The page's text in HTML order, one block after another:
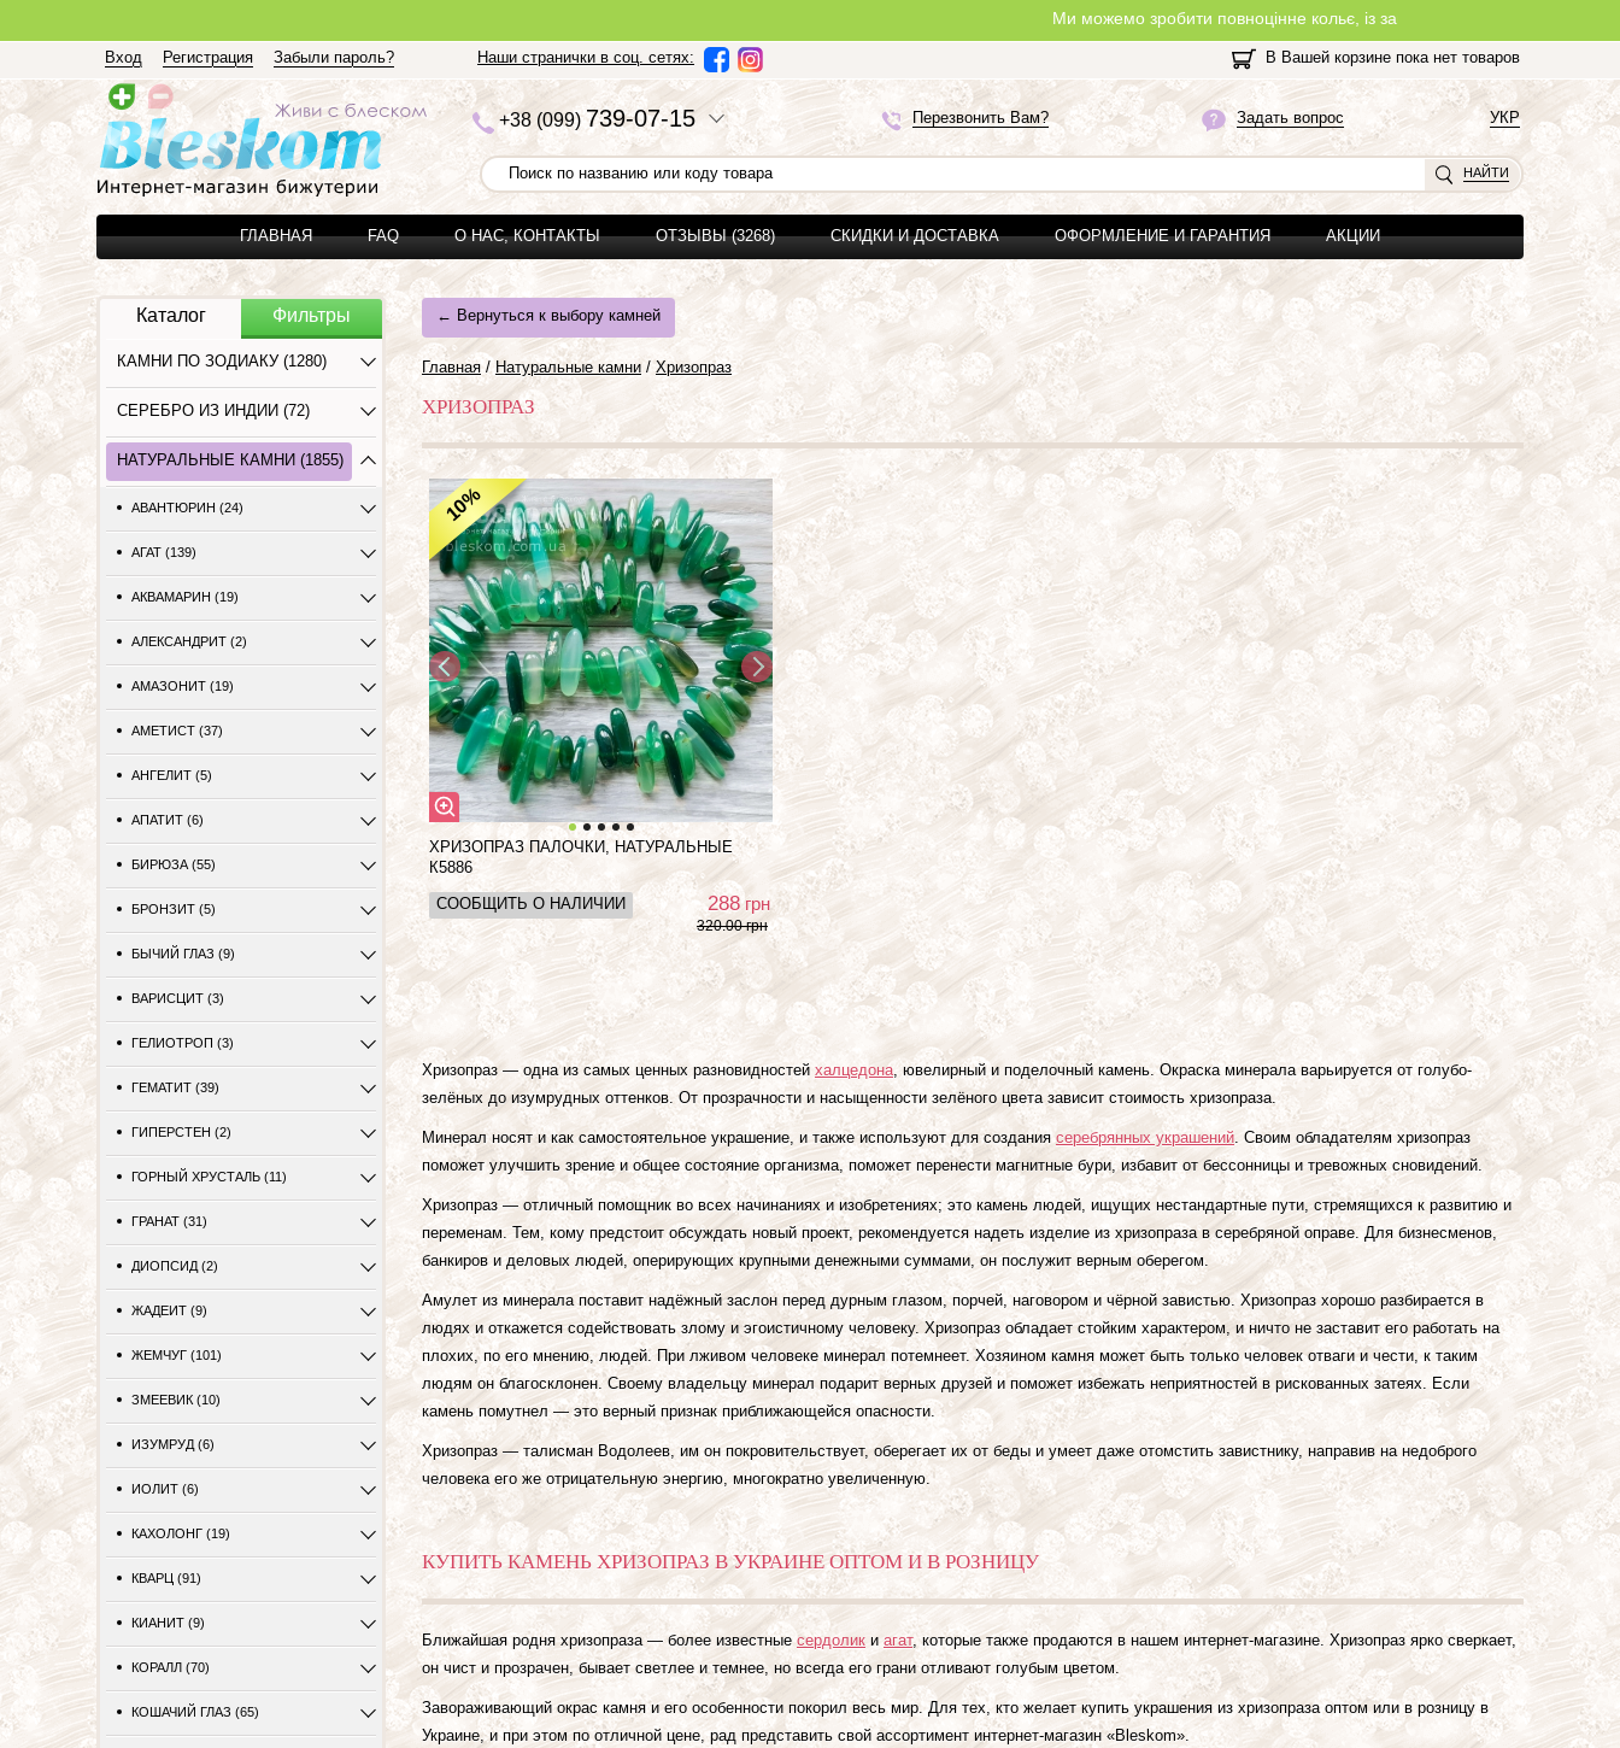
Ми можемо зробити повноцінне кольє, із замочком, з будь-якої нитки, яку Ви
Вход Регистрация Забыли пароль? Наши странички в соц. сетях: В Вашей корзине пока нет товаров
+38 (099)739-07-15 Задать вопрос
Перезвонить Вам? УКР
НАЙТИ
ГЛАВНАЯ FAQ О НАС, КОНТАКТЫ ОТЗЫВЫ (3268) СКИДКИ И ДОСТАВКА ОФОРМЛЕНИЕ И ГАРАНТИЯ АКЦИИ
Каталог Фильтры
КАМНИ ПО ЗОДИАКУ (1280)
СЕРЕБРО ИЗ ИНДИИ (72)
НАТУРАЛЬНЫЕ КАМНИ (1855)
АВАНТЮРИН (24)
АГАТ (139)
АКВАМАРИН (19)
АЛЕКСАНДРИТ (2)
АМАЗОНИТ (19)
АМЕТИСТ (37)
АНГЕЛИТ (5)
АПАТИТ (6)
БИРЮЗА (55)
БРОНЗИТ (5)
БЫЧИЙ ГЛАЗ (9)
ВАРИСЦИТ (3)
ГЕЛИОТРОП (3)
ГЕМАТИТ (39)
ГИПЕРСТЕН (2)
ГОРНЫЙ ХРУСТАЛЬ (11)
ГРАНАТ (31)
ДИОПСИД (2)
ЖАДЕИТ (9)
ЖЕМЧУГ (101)
ЗМЕЕВИК (10)
ИЗУМРУД (6)
ИОЛИТ (6)
КАХОЛОНГ (19)
КВАРЦ (91)
КИАНИТ (9)
КОРАЛЛ (70)
КОШАЧИЙ ГЛАЗ (65)
← Вернуться к выбору камней
Главная / Натуральные камни / Хризопраз
ХРИЗОПРАЗ
Хризопраз — одна из самых ценных разновидностей халцедона, ювелирный и поделочный камень. Окраска минерала варьируется от голубо-
зелёных до изумрудных оттенков. От прозрачности и насыщенности зелёного цвета зависит стоимость хризопраза.
Минерал носят и как самостоятельное украшение, и также используют для созданиясеребрянных украшений. Своим обладателям хризопраз
поможет улучшить зрение и общее состояние организма, поможет перенести магнитные бури, избавит от бессонницы и тревожных сновидений.
Хризопраз — отличный помощник во всех начинаниях и изобретениях; это камень людей, ищущих нестандартные пути, стремящихся к развитию и
переменам. Тем, кому предстоит обсуждать новый проект, рекомендуется надеть изделие из хризопраза в серебряной оправе. Для бизнесменов,
банкиров и деловых людей, оперирующих крупными денежными суммами, он послужит верным оберегом.
Амулет из минерала поставит надёжный заслон перед дурным глазом, порчей, наговором и чёрной завистью. Хризопраз хорошо разбирается в
людях и откажется содействовать злому и эгоистичному человеку. Хризопраз обладает стойким характером, и ничто не заставит его работать на
плохих, по его мнению, людей. При лживом человеке минерал потемнеет. Хозяином камня может быть только человек отваги и чести, к таким
людям он благосклонен. Своему владельцу минерал подарит верных друзей и поможет избежать неприятностей в рискованных затеях. Если
камень помутнел — это верный признак приближающейся опасности.
Хризопраз — талисман Водолеев, им он покровительствует, оберегает их от беды и умеет даже отомстить завистнику, направив на недоброго
человека его же отрицательную энергию, многократно увеличенную.
КУПИТЬ КАМЕНЬ ХРИЗОПРАЗ В УКРАИНЕ ОПТОМ И В РОЗНИЦУ
Ближайшая родня хризопраза — более известные сердолик и агат, которые также продаются в нашем интернет-магазине. Хризопраз ярко сверкает,
он чист и прозрачен, бывает светлее и темнее, но всегда его грани отливают голубым цветом.
Завораживающий окрас камня и его особенности покорил весь мир. Для тех, кто желает купить украшения из хризопраза оптом или в розницу в
Украине, и при этом по отличной цене, рад представить свой ассортимент интернет-магазин «Bleskom».
10%
ХРИЗОПРАЗ ПАЛОЧКИ, НАТУРАЛЬНЫЕ
К5886
СООБЩИТЬ О НАЛИЧИИ
288грн
320.00 грн